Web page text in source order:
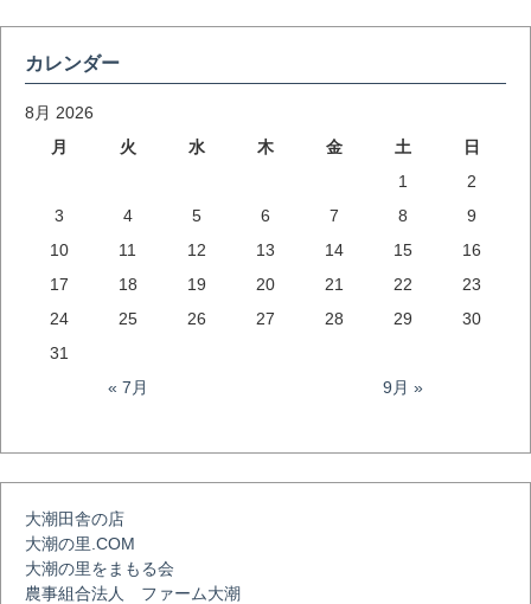
稿
ナ
ゲ
ー
ョ
ン
カレンダー
8月 2026
月
火 水 木 金 土
日
1
2
3
4 5 6 7 8
9
10
11 12 13 14 15
16
17
18 19 20 21 22
23
24
25 26 27 28 29
30
31
« 7月
9月 »
大潮田舎の店
大潮の里.COM
大潮の里をまもる会
農事組合法人 ファーム大潮